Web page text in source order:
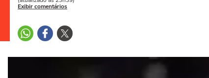
Exibir comentários